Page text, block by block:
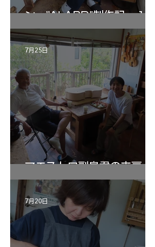
ン ”ALARD"制作記 １2
マエストロ副島君の来房
7月25日
7月20日